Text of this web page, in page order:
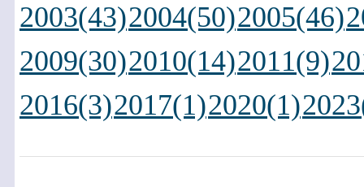
2003(43)2004(50)2005(46)
2009(30)2010(14)2011(9)
2016(3)2017(1)2020(1)